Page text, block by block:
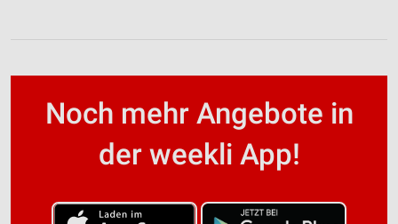
Noch mehr Angebote in
der weekli App!